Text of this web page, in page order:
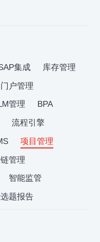
集成
库存管理
门户管理
管理
BPA
流程引擎
项目管理
管理
智能监管
题报告